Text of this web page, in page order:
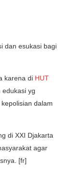
dan esukasi bagi
karena di HUT
edukasi yg
dalam
di XXI Djakarta
agar
[fr]